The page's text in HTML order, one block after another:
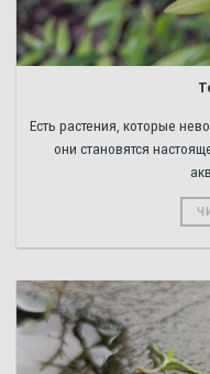
Есть растения, которые
они становятся